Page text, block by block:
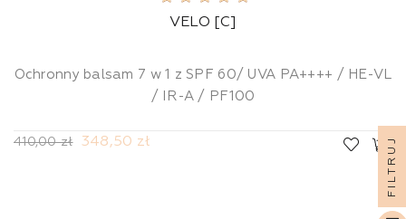
VELO [C]
Ochronny balsam 7 w 1 z SPF 60/ UVA PA++++ / HE-VL
/ IR-A / PF100
410,00 zł 348,50 zł FILTRUJ